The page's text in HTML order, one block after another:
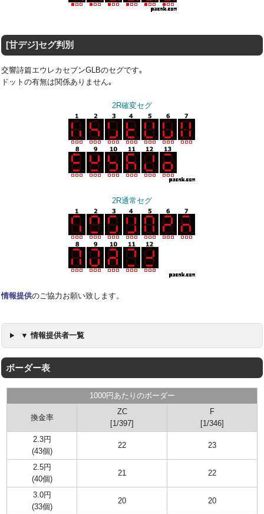
[甘デジ]セグ判別
交響詩篇エウレカセブンGLBのセグです｡
ドットの有無は関係ありません｡
2R確変セグ
2R通常セグ
情報提供のご協力お願い致します。
▼ 情報提供者一覧
ボーダー表
1000円あたりのボーダー
換金率
ZC
[1/397]
F
[1/346]
2.3円
(43個)
22 23
2.5円
(40個)
21 22
3.0円
(33個)
20 20